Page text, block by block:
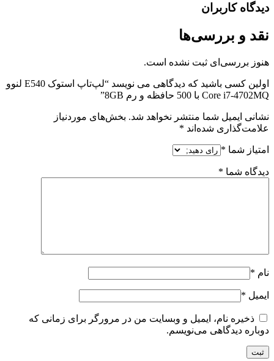
دیدگاه کاربران
نقد و بررسی‌ها
هنوز بررسی‌ای ثبت نشده است.
اولین کسی باشید که دیدگاهی می نویسد “لپ‌تاپ استوک E540 لنوو
Core i7-4702MQ با 500 حافظه و رم 8GB”
نشانی ایمیل شما منتشر نخواهد شد. بخش‌های موردنیاز
علامت‌گذاری شده‌اند *
امتیاز شما *
دیدگاه شما *
نام *
ایمیل *
ذخیره نام، ایمیل و وبسایت من در مرورگر برای زمانی که
دوباره دیدگاهی می‌نویسم.